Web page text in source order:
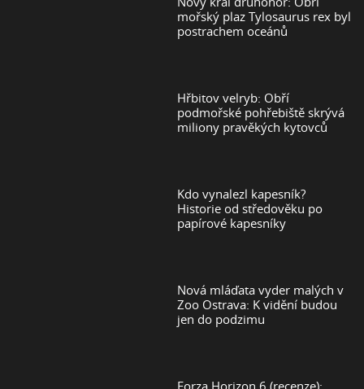
mořský plaz Tylosaurus rex byl
postrachem oceánů
Hřbitov velryb: Obří
podmořské pohřebiště skrývá
miliony pravěkých kytovců
Kdo vynalezl kapesník?
Historie od středověku po
papírové kapesníky
Nová mláďata vyder malých v
Zoo Ostrava: K vidění budou
jen do podzimu
Forza Horizon 6 (recenze):